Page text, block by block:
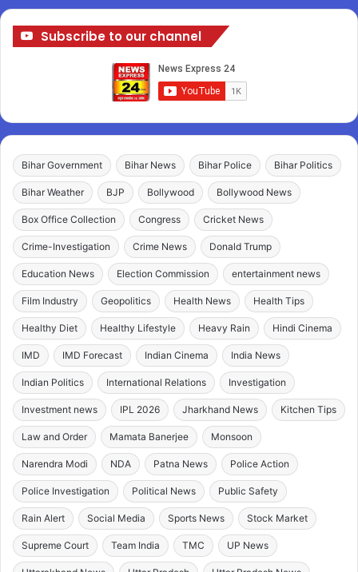
Subscribe to our channel
Bihar Government Bihar News Bihar Police Bihar Politics
Bihar Weather BJP Bollywood Bollywood News
Box Office Collection Congress Cricket News
Crime-Investigation Crime News Donald Trump
Education News Election Commission entertainment news
Film Industry Geopolitics Health News Health Tips
Healthy Diet Healthy Lifestyle Heavy Rain Hindi Cinema
IMD IMD Forecast Indian Cinema India News
Indian Politics International Relations Investigation
Investment news IPL 2026 Jharkhand News Kitchen Tips
Law and Order Mamata Banerjee Monsoon
Narendra Modi NDA Patna News Police Action
Police Investigation Political News Public Safety
Rain Alert Social Media Sports News Stock Market
Supreme Court Team India TMC UP News